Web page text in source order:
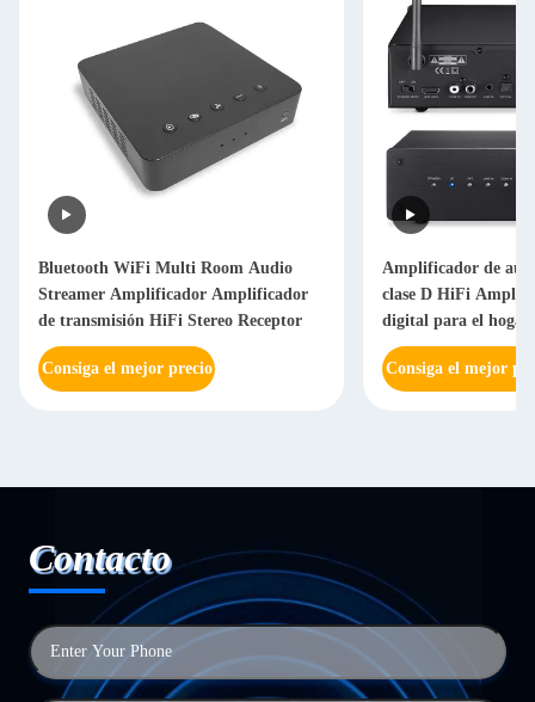
Bluetooth WiFi Multi Room Audio
Streamer Amplificador Amplificador
de transmisión HiFi Stereo Receptor
Consiga el mejor precio
Amplificador de
clase D HiFi
digital para el hogar
canales TPA3116
Consiga el mejor
Contacto